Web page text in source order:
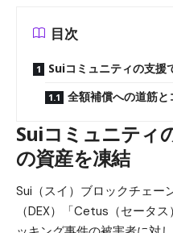
目次
Suiコミュニティの支援
全額補償への道筋
Suiコミュニティ
の資産を凍結
Sui（スイ） ブロックチェー
（DEX）「Cetus（セータ